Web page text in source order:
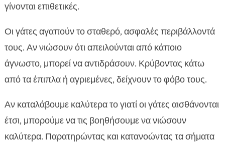
γίνονται επιθετικές.
Οι γάτες αγαπούν το σταθερό, ασφαλές περιβάλλοντά
τους. Αν νιώσουν ότι απειλούνται από κάποιο
άγνωστο, μπορεί να αντιδράσουν. Κρύβοντας κάτω
από τα έπιπλα ή αγριεμένες, δείχνουν το φόβο τους.
Αν καταλάβουμε καλύτερα το γιατί οι γάτες αισθάνονται
έτσι, μπορούμε να τις βοηθήσουμε να νιώσουν
καλύτερα. Παρατηρώντας και κατανοώντας τα σήματα